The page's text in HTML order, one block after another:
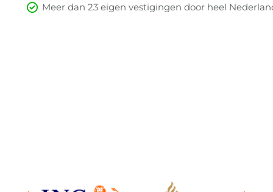
Meer dan 23 eigen vestigingen door heel